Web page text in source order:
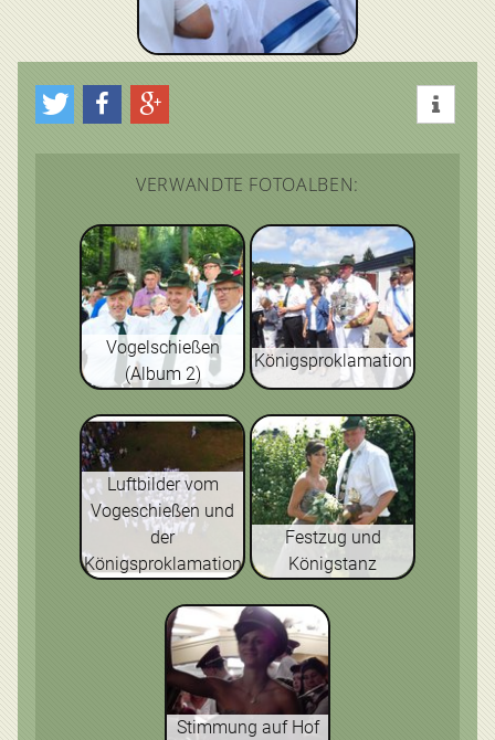
VERWANDTE FOTOALBEN:
Vogelschießen
(Album 2)
Königsproklamation
Luftbilder vom
Vogeschießen und
der
Königsproklamation
Festzug und
Königstanz
Stimmung auf Hof